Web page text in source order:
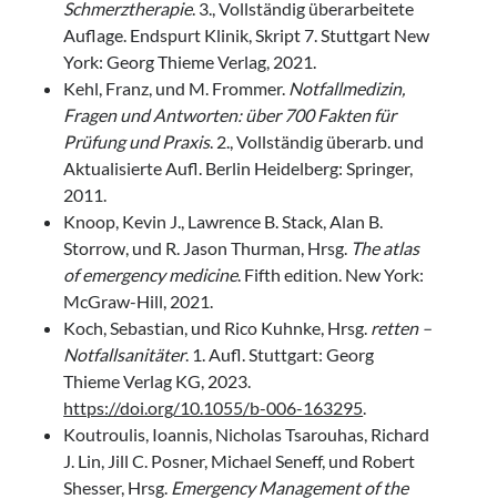
Schmerztherapie. 3., Vollständig überarbeitete
Auflage. Endspurt Klinik, Skript 7. Stuttgart New
York: Georg Thieme Verlag, 2021.
Kehl, Franz, und M. Frommer. Notfallmedizin,
Fragen und Antworten: über 700 Fakten für
Prüfung und Praxis. 2., Vollständig überarb. und
Aktualisierte Aufl. Berlin Heidelberg: Springer,
2011.
Knoop, Kevin J., Lawrence B. Stack, Alan B.
Storrow, und R. Jason Thurman, Hrsg. The atlas
of emergency medicine. Fifth edition. New York:
McGraw-Hill, 2021.
Koch, Sebastian, und Rico Kuhnke, Hrsg. retten –
Notfallsanitäter. 1. Aufl. Stuttgart: Georg
Thieme Verlag KG, 2023.
https://doi.org/10.1055/b-006-163295.
Koutroulis, Ioannis, Nicholas Tsarouhas, Richard
J. Lin, Jill C. Posner, Michael Seneff, und Robert
Shesser, Hrsg. Emergency Management of the